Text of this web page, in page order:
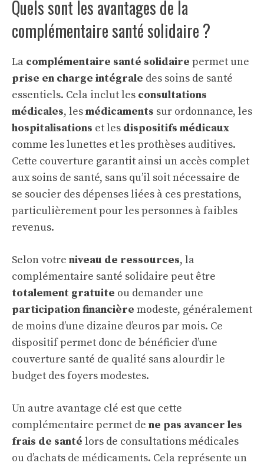
Quels sont les avantages de la
complémentaire santé solidaire ?
La complémentaire santé solidaire permet une
prise en charge intégrale des soins de santé
essentiels. Cela inclut les consultations
médicales, lesmédicaments sur ordonnance, les
hospitalisations et les dispositifs médicaux
comme les lunettes et les prothèses auditives.
Cette couverture garantit ainsi un accès complet
aux soins de santé, sans qu’il soit nécessaire de
se soucier des dépenses liées à ces prestations,
particulièrement pour les personnes à faibles
revenus.
Selon votre niveau de ressources, la
complémentaire santé solidaire peut être
totalement gratuite ou demander une
participation financière modeste, généralement
de moins d’une dizaine d’euros par mois. Ce
dispositif permet donc de bénéficier d’une
couverture santé de qualité sans alourdir le
budget des foyers modestes.
Un autre avantage clé est que cette
complémentaire permet de ne pas avancer les
frais de santé lors de consultations médicales
ou d’achats de médicaments. Cela représente un